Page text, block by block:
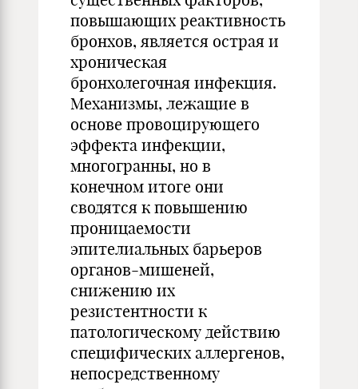
повышающих реактивность
бронхов, является острая и
хроническая
бронхолегочная инфекция.
Механизмы, лежащие в
основе провоцирующего
эффекта инфекции,
многогранны, но в
конечном итоге они
сводятся к повышению
проницаемости
эпителиальных барьеров
органов-мишеней,
снижению их
резистентности к
патологическому действию
специфических аллергенов,
непосредственному